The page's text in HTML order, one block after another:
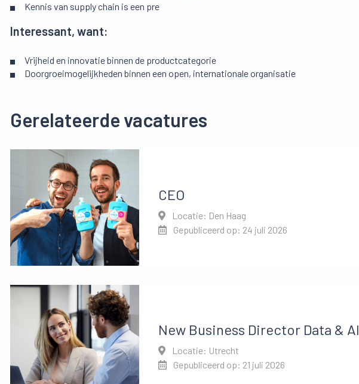
Kennis van supply chain is een pre
Interessant, want:
Vrijheid en innovatie binnen de productcategorie
Doorgroeimogelijkheden binnen een open, internationale organisatie
Gerelateerde vacatures
CEO
Locatie: Den Haag
Gepubliceerd op: 24 juli 2026
New Business Director Data & AI
Locatie: Utrecht
Gepubliceerd op: 21 juli 2026